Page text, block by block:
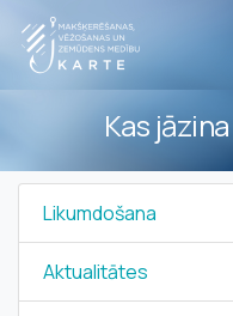
Kas
Likumdošana
Aktualitātes